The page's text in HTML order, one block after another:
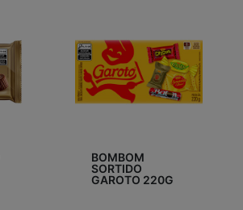
BOMBOM
SORTIDO
GAROTO 220G